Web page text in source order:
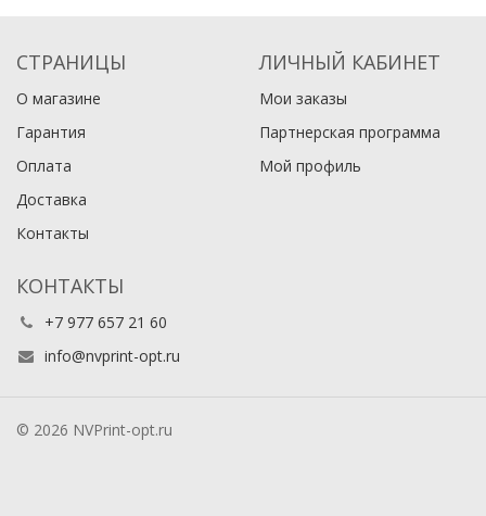
СТРАНИЦЫ
О магазине
Гарантия
Оплата
Доставка
Контакты
ЛИЧНЫЙ КАБИНЕТ
Мои заказы
Партнерская программа
Мой профиль
КОНТАКТЫ
+7 977 657 21 60
info@nvprint-opt.ru
© 2026 NVPrint-opt.ru